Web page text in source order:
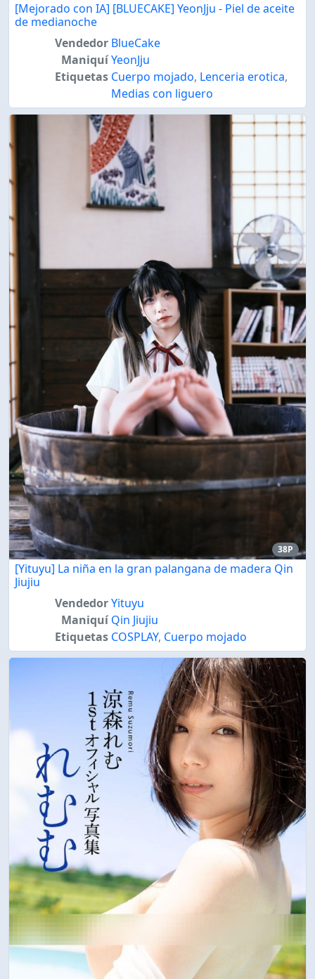
[Mejorado con IA] [BLUECAKE] YeonJju - Piel de aceite
de medianoche
Vendedor BlueCake
ManiquíYeonJju
Etiquetas Cuerpo mojado, Lenceria erotica,
Medias con liguero
38P
[Yituyu] La niña en la gran palangana de madera Qin
Jiujiu
VendedorYituyu
Maniquí Qin Jiujiu
Etiquetas COSPLAY, Cuerpo mojado